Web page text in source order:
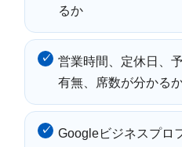
るか
営業時間、定休日、
有無、席数が分かる
Googleビジネスプロ